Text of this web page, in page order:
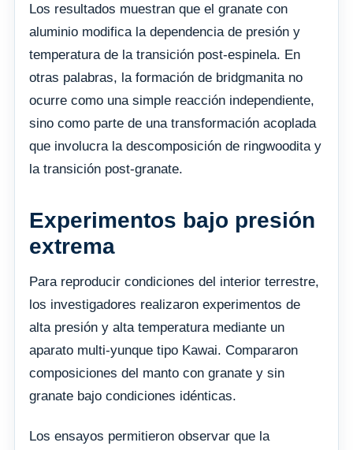
Los resultados muestran que el granate con
aluminio modifica la dependencia de presión y
temperatura de la transición post-espinela. En
otras palabras, la formación de bridgmanita no
ocurre como una simple reacción independiente,
sino como parte de una transformación acoplada
que involucra la descomposición de ringwoodita y
la transición post-granate.
Experimentos bajo presión
extrema
Para reproducir condiciones del interior terrestre,
los investigadores realizaron experimentos de
alta presión y alta temperatura mediante un
aparato multi-yunque tipo Kawai. Compararon
composiciones del manto con granate y sin
granate bajo condiciones idénticas.
Los ensayos permitieron observar que la